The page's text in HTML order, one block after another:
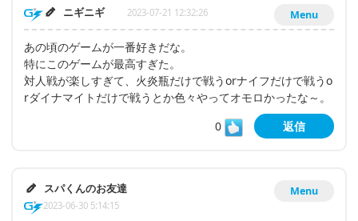
Menu
ニギニギ 2023-07-21 12:32:26
あの頃のゲームが一番好きだな。
特にこのゲームが最高すぎた。
対人戦が楽しすぎて、火炎瓶だけで戦うorナイフだけで戦うo
rダイナマイトだけで戦うとか色々やってオモロかったな～。
0
返信
Menu
スパくんのお友達
2023-06-30 5:14:15